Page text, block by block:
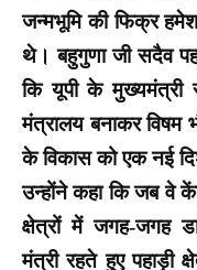
जन्मभूमि की फिक्र
थे। बहुगुणा जी सदैव
कि यूपी के मुख्यमंत्री
मंत्रालय बनाकर विषम
के विकास को एक नई
उन्होंने कहा कि जब वे
क्षेत्रों में जगह-जगह
मंत्री रहते हुए पहाड़ी